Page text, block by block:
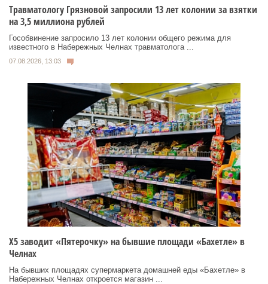
Травматологу Грязновой запросили 13 лет колонии за взятки
на 3,5 миллиона рублей
Гособвинение запросило 13 лет колонии общего режима для
известного в Набережных Челнах травматолога ...
07.08.2026, 13:03
Х5 заводит «Пятерочку» на бывшие площади «Бахетле» в
Челнах
На бывших площадях супермаркета домашней еды «Бахетле» в
Набережных Челнах откроется магазин ...